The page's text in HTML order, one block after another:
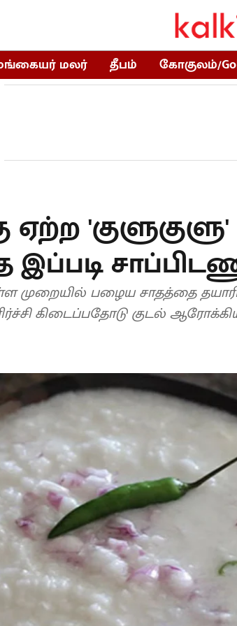
மலர் தீபம் கோகுலம்/
இப்படி
முறையில் பழைய சாதத்தை
கிடைப்பதோடு குடல்